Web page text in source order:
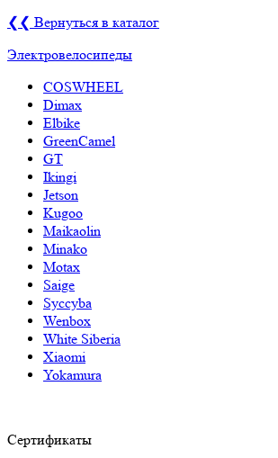
❮❮ Вернуться в каталог
Электровелосипеды
COSWHEEL
Dimax
Elbike
GreenCamel
GT
Ikingi
Jetson
Kugoo
Maikaolin
Minako
Motax
Saige
Syccyba
Wenbox
White Siberia
Xiaomi
Yokamura
Сертификаты